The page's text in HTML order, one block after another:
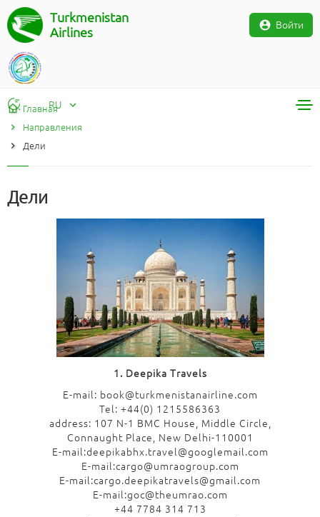
Turkmenistan
Airlines
Войти
RU
RU
Главная
Направления
Дели
Дели
1. Deepika Travels
E-mail: book@turkmenistanairline.com
Tel: +44(0) 1215586363
address: 107 N-1 BMC House, Middle Circle,
Connaught Place, New Delhi-110001
E-mail:deepikabhx.travel@googlemail.com
E-mail:cargo@umraogroup.com
E-mail:cargo.deepikatravels@gmail.com
E-mail:goc@theumrao.com
+44 7784 314 713